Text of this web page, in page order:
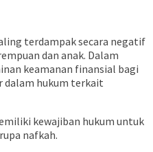
terdampak secara negatif
dan anak. Dalam
keamanan finansial bagi
dalam hukum terkait
kewajiban hukum untuk
nafkah.